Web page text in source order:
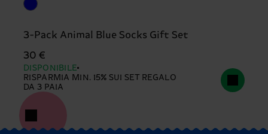
3-Pack Animal Blue Socks Gift Set
30 €
DISPONIBILE
RISPARMIA MIN. 15% SUI SET REGALO
DA 3 PAIA